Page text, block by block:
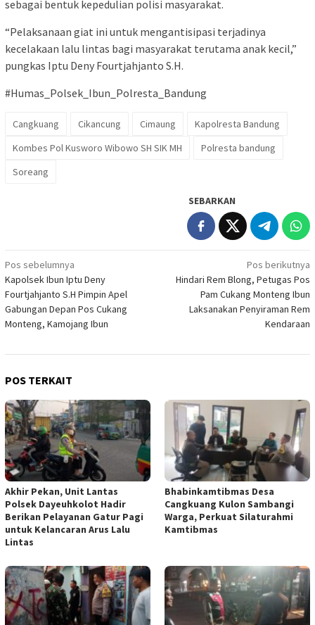
sebagai bentuk kepedulian polisi masyarakat.
“Pelaksanaan giat ini untuk mengantisipasi terjadinya
kecelakaan lalu lintas bagi masyarakat terutama anak kecil,”
pungkas Iptu Deny Fourtjahjanto S.H.
#Humas_Polsek_Ibun_Polresta_Bandung
Cangkuang Cikancung Cimaung
Kapolresta Bandung
Kombes Pol Kusworo Wibowo SH SIK MH
Polresta bandung
Soreang
SEBARKAN
Navigasi
pos
Pos sebelumnya
Kapolsek Ibun Iptu Deny
Fourtjahjanto S.H Pimpin Apel
Gabungan Depan Pos Cukang
Monteng, Kamojang Ibun
Pos berikutnya
Hindari Rem Blong, Petugas Pos
Pam Cukang Monteng Ibun
Laksanakan Penyiraman Rem
Kendaraan
POS TERKAIT
Akhir Pekan, Unit Lantas
Polsek Dayeuhkolot Hadir
Berikan Pelayanan Gatur Pagi
untuk Kelancaran Arus Lalu
Lintas
Bhabinkamtibmas Desa
Cangkuang Kulon Sambangi
Warga, Perkuat Silaturahmi
Kamtibmas